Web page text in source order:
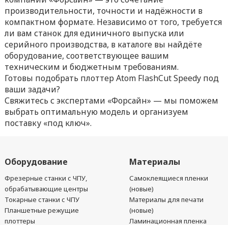
производительности, точности и надёжности в
компактном формате. Независимо от того, требуется
ли вам станок для единичного выпуска или
серийного производства, в каталоге вы найдёте
оборудование, соответствующее вашим
техническим и бюджетным требованиям.
Готовы подобрать плоттер Atom FlashCut Speedy под
ваши задачи?
Свяжитесь с экспертами «Форсайн» — мы поможем
выбрать оптимальную модель и организуем
поставку «под ключ».
Оборудование
Фрезерные станки с ЧПУ,
обрабатывающие центры
Токарные станки с ЧПУ
Планшетные режущие
плоттеры
Материалы
Самоклеящиеся пленки
(новые)
Материалы для печати
(новые)
Ламинационная пленка